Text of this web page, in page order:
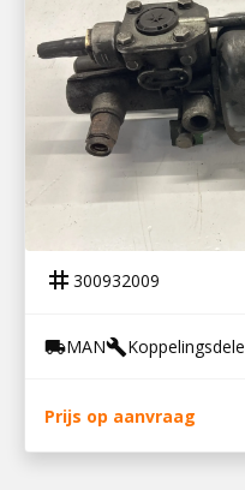
300932009
tag 300932009
local_shippingMANbuild
Prijs op aanvraag